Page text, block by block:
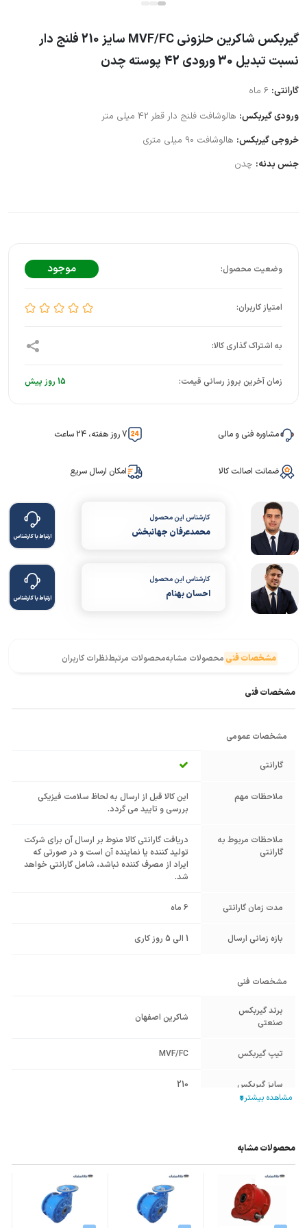
گیربکس شاکرین حلزونی MVF/FC سایز 210 فلنج دار
نسبت تبدیل 30 ورودی 42 پوسته چدن
گارانتی:
ورودی گیربکس: هالوشافت فلنج دار قطر 42 میلی متر
خروجی گیربکس: هالوشافت 90 میلی متری
جنس بدنه: چدن
موجود
زمان آخرین بروز رسانی قیمت: 15 روز پیش
مشاوره فنی و مالی 7 روز هفته، 24 ساعت
ضمانت اصالت کالا امکان ارسال سریع
کارشناس این محصول
محمدعرفان جهانبخش ارتباط با کارشناس
کارشناس این محصول
احسان بهنام ارتباط با کارشناس
مشخصات فنی محصولات مشابهمحصولات مرتبطنظرات کاربران
مشخصات فنی
مشخصات عمومی
گارانتی
ملاحظات مهم
این کالا قبل از ارسال به لحاظ سلامت فیزیکی
بررسی و تایید می گردد.
ملاحظات مربوط به
گارانتی
دریافت گارانتی کالا منوط بر ارسال آن برای شرکت
تولید کننده یا نماینده آن است و در صورتی که
ایراد از مصرف کننده نباشد، شامل گارانتی خواهد
شد.
مدت زمان گارانتی 6 ماه
بازه زمانی ارسال 1 الی 5 روز کاری
مشخصات فنی
برند گیربکس
صنعتی
شاکرین اصفهان
تیپ گیربکس MVF/FC
سایز گیربکس 210
42
فریم الکتروموتور
معادل
محصولات مشابه